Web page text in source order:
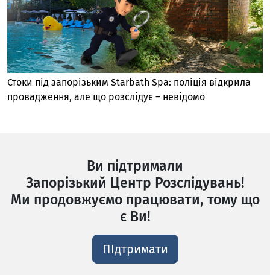
Стоки під запорізьким Starbath Spa: поліція відкрила
провадження, але що розслідує – невідомо
Ви підтримали
Запорізький Центр Розслідувань!
Ми продовжуємо працювати, тому що
є Ви!
ПІдтримати